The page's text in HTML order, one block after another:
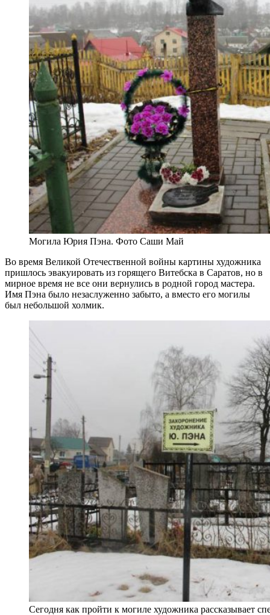
Могила Юрия Пэна. Фото Саши Май
Во время Великой Отечественной войны картины художника
пришлось эвакуировать из горящего Витебска в Саратов, но в
мирное время не все они вернулись в родной город мастера.
Имя Пэна было незаслуженно забыто, а вместо его могилы
был небольшой холмик.
Сегодня как пройти к могиле художника рассказывает